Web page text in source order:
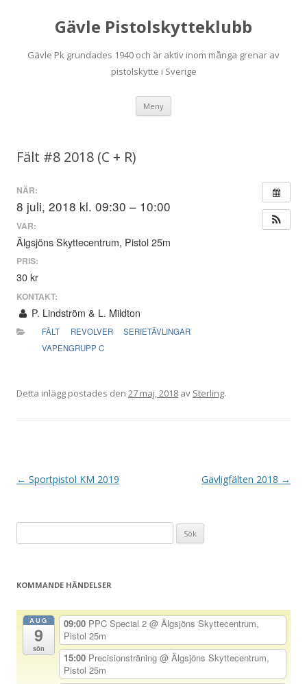
Gävle Pistolskytteklubb
Gävle Pk grundades 1940 och är aktiv inom många grenar av
pistolskytte i Sverige
Meny
Fält #8 2018 (C + R)
NÄR:
8 juli, 2018 kl. 09:30 – 10:00
VAR:
Älgsjöns Skyttecentrum, Pistol 25m
PRIS:
30 kr
KONTAKT:
P. Lindström & L. Mildton
FÄLT REVOLVER
SERIETÄVLINGAR
VAPENGRUPP C
Detta inlägg postades den 27 maj, 2018 av Sterling.
I
n
← Sportpistol KM 2019 Gävligfälten 2018 →
efter:
KOMMANDE HÄNDELSER
AUG
9
sön
09:00 PPC Special 2 @ Älgsjöns Skyttecentrum,
Pistol 25m
15:00 Precisionsträning @ Älgsjöns Skyttecentrum,
Pistol 25m